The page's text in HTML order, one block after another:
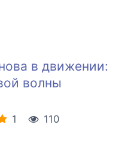
в движении:
волны
1
110